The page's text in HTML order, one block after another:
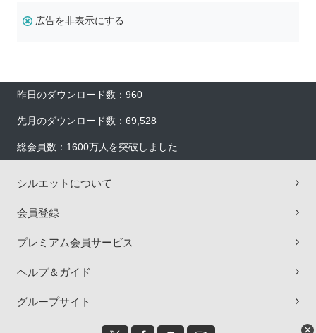
広告を非表示にする
昨日のダウンロード数：960
先月のダウンロード数：69,528
総会員数：1600万人を突破しました
シルエットについて
会員登録
プレミアム会員サービス
ヘルプ＆ガイド
グループサイト
×